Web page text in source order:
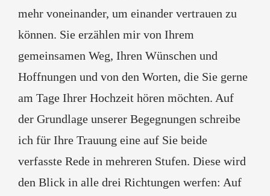
mehr voneinander, um einander vertrauen zu
können. Sie erzählen mir von Ihrem
gemeinsamen Weg, Ihren Wünschen und
Hoffnungen und von den Worten, die Sie gerne
am Tage Ihrer Hochzeit hören möchten. Auf
der Grundlage unserer Begegnungen schreibe
ich für Ihre Trauung eine auf Sie beide
verfasste Rede in mehreren Stufen. Diese wird
den Blick in alle drei Richtungen werfen: Auf